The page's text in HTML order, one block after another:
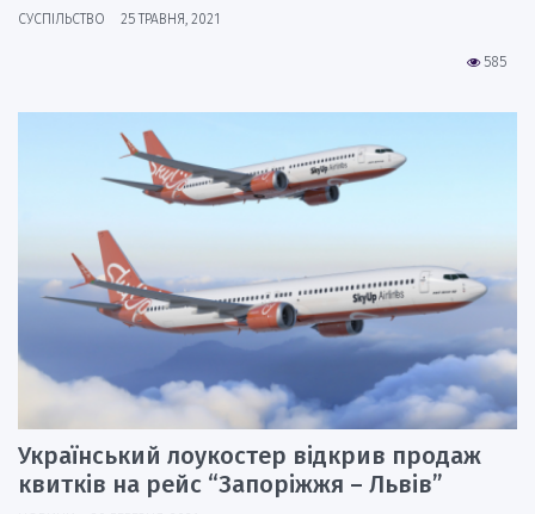
СУСПІЛЬСТВО 25 ТРАВНЯ, 2021
585
Український лоукостер відкрив продаж
квитків на рейс “Запоріжжя – Львів”